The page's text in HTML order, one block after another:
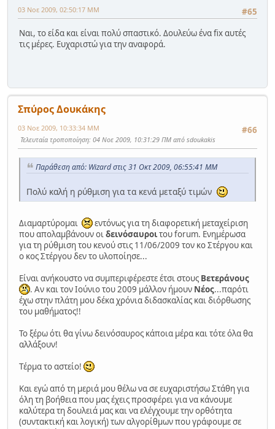
#65
03 Νοε 2009, 02:50:17 ΜΜ
Ναι, το είδα και είναι πολύ σπαστικό. Δουλεύω ένα fix αυτές
τις μέρες. Ευχαριστώ για την αναφορά.
Σπύρος Δουκάκης
#66
03 Νοε 2009, 10:33:34 ΜΜ
Τελευταία τροποποίηση: 04 Νοε 2009, 10:31:29 ΠΜ από sdoukakis
Παράθεση από: Wizard στις 31 Οκτ 2009, 06:55:41 ΜΜ
Πολύ καλή η ρύθμιση για τα κενά μεταξύ τιμών
Διαμαρτύρομαι
εντόνως για τη διαφορετική μεταχείριση
που απολαμβάνουν οιδεινόσαυροιτου forum. Ενημέρωσα
για τη ρύθμιση του κενού στις 11/06/2009 τον κο Στέργου και
ο κος Στέργου δεν το υλοποίησε...
Είναι ανήκουστο να συμπεριφέρεστε έτσι στους Βετεράνους
. Αν και τον Ιούνιο του 2009 μάλλον ήμουν Νέος...παρότι
έχω στην πλάτη μου δέκα χρόνια διδασκαλίας και διόρθωσης
του μαθήματος!!
Το ξέρω ότι θα γίνω δεινόσαυρος κάποια μέρα και τότε όλα θα
αλλάξουν!
Tέρμα το αστείο!
Και εγώ από τη μεριά μου θέλω να σε ευχαριστήσω Στάθη για
όλη τη βοήθεια που μας έχεις προσφέρει για να κάνουμε
καλύτερα τη δουλειά μας και να ελέγχουμε την ορθότητα
(συντακτική και λογική) των αλγορίθμων που γράφουμε σε